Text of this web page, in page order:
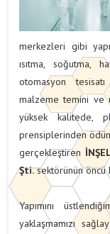
merkezleri gibi
ısıtma, soğutma,
otomasyon
malzeme temini ve
yüksek kalitede,
prensiplerinden
gerçekleştiren
Şti.sektörünün öncü
Yapımını
yaklaşmamızı